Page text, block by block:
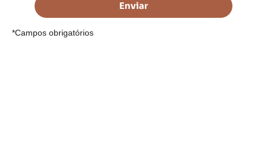
Enviar
*Campos obrigatórios